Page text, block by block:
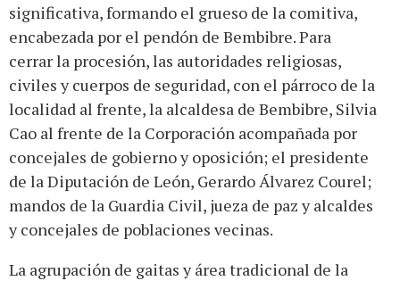
significativa, formando el grueso de la comitiva,
encabezada por el pendón de Bembibre. Para
cerrar la procesión, las autoridades religiosas,
civiles y cuerpos de seguridad, con el párroco de la
localidad al frente, la alcaldesa de Bembibre, Silvia
Cao al frente de la Corporación acompañada por
concejales de gobierno y oposición; el presidente
de la Diputación de León, Gerardo Álvarez Courel;
mandos de la Guardia Civil, jueza de paz y alcaldes
y concejales de poblaciones vecinas.
La agrupación de gaitas y área tradicional de la